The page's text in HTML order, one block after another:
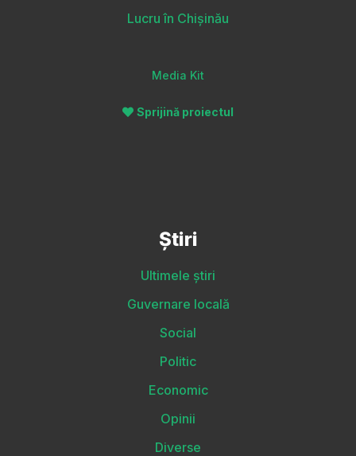
Lucru în Chișinău
Media Kit
Sprijină proiectul
Știri
Ultimele știri
Guvernare locală
Social
Politic
Economic
Opinii
Diverse